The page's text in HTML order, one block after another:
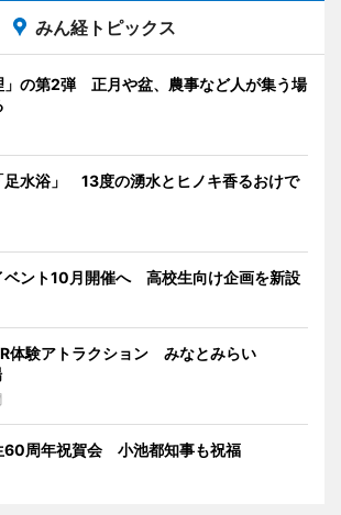
みん経トピックス
」の第2弾 正月や盆、農事など人が集う場
足水浴」 13度の湧水とヒノキ香るおけで
ベント10月開催へ 高校生向け企画を新設
体験アトラクション みなとみらい
60周年祝賀会 小池都知事も祝福